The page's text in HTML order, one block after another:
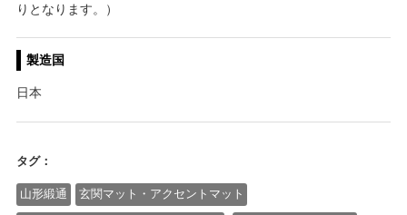
りとなります。）
製造国
日本
タグ：
山形緞通 玄関マット・アクセントマット